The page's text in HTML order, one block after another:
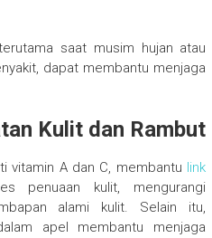
saat musim hujan atau
dapat membantu menjaga
Kulit dan Rambut
vitamin A dan C, membantu link
penuaan kulit, mengurangi
alami kulit. Selain itu,
apel membantu menjaga